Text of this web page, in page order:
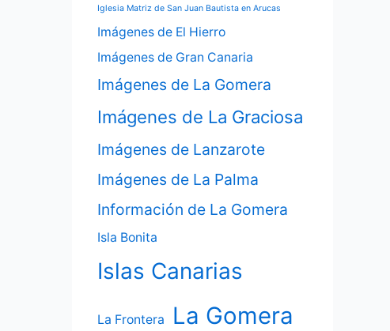
Iglesia Matriz de San Juan Bautista en Arucas
Imágenes de El Hierro
Imágenes de Gran Canaria
Imágenes de La Gomera
Imágenes de La Graciosa
Imágenes de Lanzarote
Imágenes de La Palma
Información de La Gomera
Isla Bonita
Islas Canarias
La Frontera La Gomera